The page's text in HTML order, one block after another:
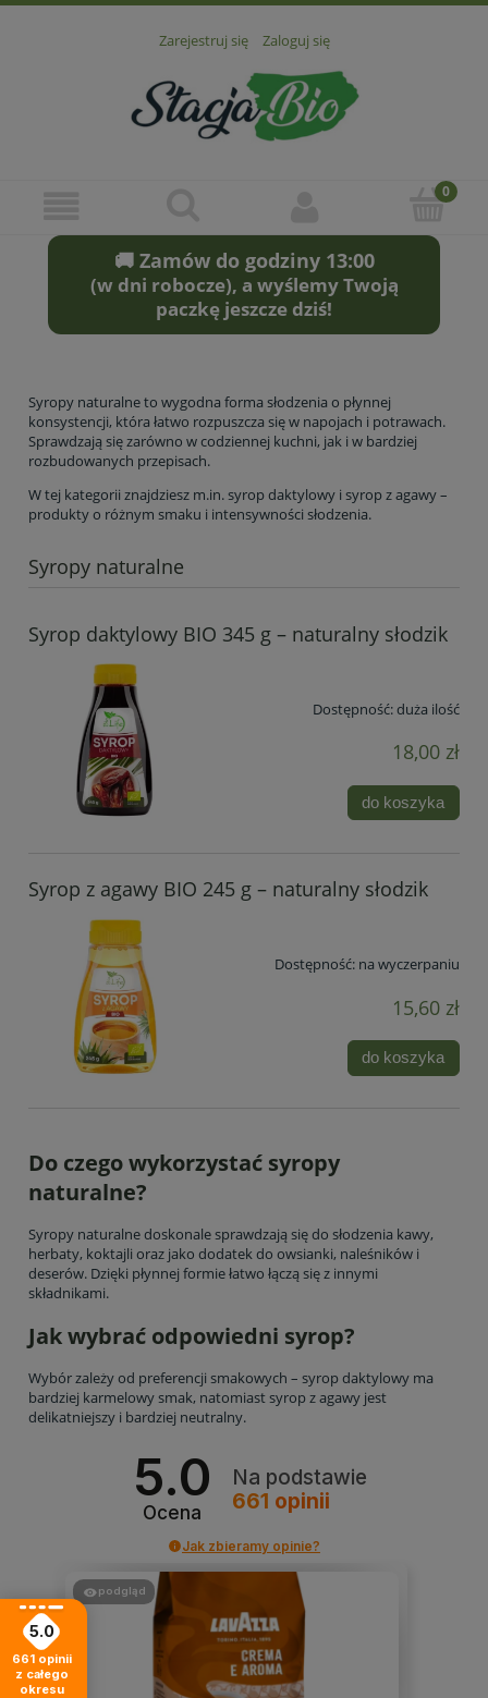
Zarejestruj się Zaloguj się
🚚 Zamów do godziny 13:00
(w dni robocze), a wyślemy Twoją
paczkę jeszcze dziś!
Syropy naturalne to wygodna forma słodzenia o płynnej
konsystencji, która łatwo rozpuszcza się w napojach i potrawach.
Sprawdzają się zarówno w codziennej kuchni, jak i w bardziej
rozbudowanych przepisach.
W tej kategorii znajdziesz m.in. syrop daktylowy i syrop z agawy –
produkty o różnym smaku i intensywności słodzenia.
Syropy naturalne
Syrop daktylowy BIO 345 g – naturalny słodzik
Dostępność:duża ilość
18,00 zł
do koszyka
Syrop z agawy BIO 245 g – naturalny słodzik
Dostępność: na wyczerpaniu
15,60 zł
do koszyka
Do czego wykorzystać syropy
naturalne?
Syropy naturalne doskonale sprawdzają się do słodzenia kawy,
herbaty, koktajli oraz jako dodatek do owsianki, naleśników i
deserów. Dzięki płynnej formie łatwo łączą się z innymi
składnikami.
Jak wybrać odpowiedni syrop?
Wybór zależy od preferencji smakowych – syrop daktylowy ma
bardziej karmelowy smak, natomiast syrop z agawy jest
delikatniejszy i bardziej neutralny.
5.0
Ocena
Na podstawie
661 opinii
Jak zbieramy opinie?
podgląd
5.0
661 opinii
z całego
okresu